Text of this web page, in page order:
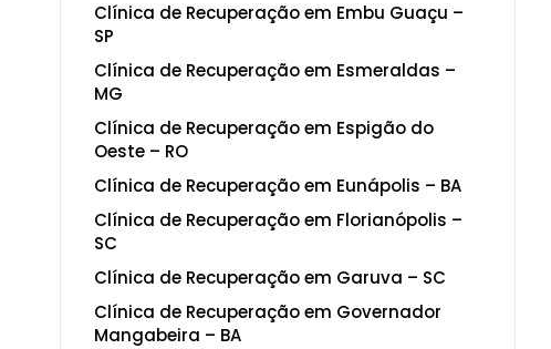
Clínica de Recuperação em Embu Guaçu –
SP
Clínica de Recuperação em Esmeraldas –
MG
Clínica de Recuperação em Espigão do
Oeste – RO
Clínica de Recuperação em Eunápolis – BA
Clínica de Recuperação em Florianópolis –
SC
Clínica de Recuperação em Garuva – SC
Clínica de Recuperação em Governador
Mangabeira – BA